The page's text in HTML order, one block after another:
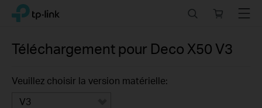
Click
the
navigation
TP-Link, Reliably Smart
store
Menu
Téléchargement pour Deco X50 V3
Veuillez choisir la version matérielle:
V3